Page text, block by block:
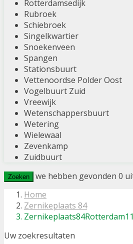
Rotterdamsedijk
Rubroek
Schiebroek
Singelkwartier
Snoekenveen
Spangen
Stationsbuurt
Vettenoordse Polder Oost
Vogelbuurt Zuid
Vreewijk
Wetenschappersbuurt
Wetering
Wielewaal
Zevenkamp
Zuidbuurt
Zoeken we hebben gevonden 0
Home
Zernikeplaats 84
Zernikeplaats84Rotterdam11
Uw zoekresultaten